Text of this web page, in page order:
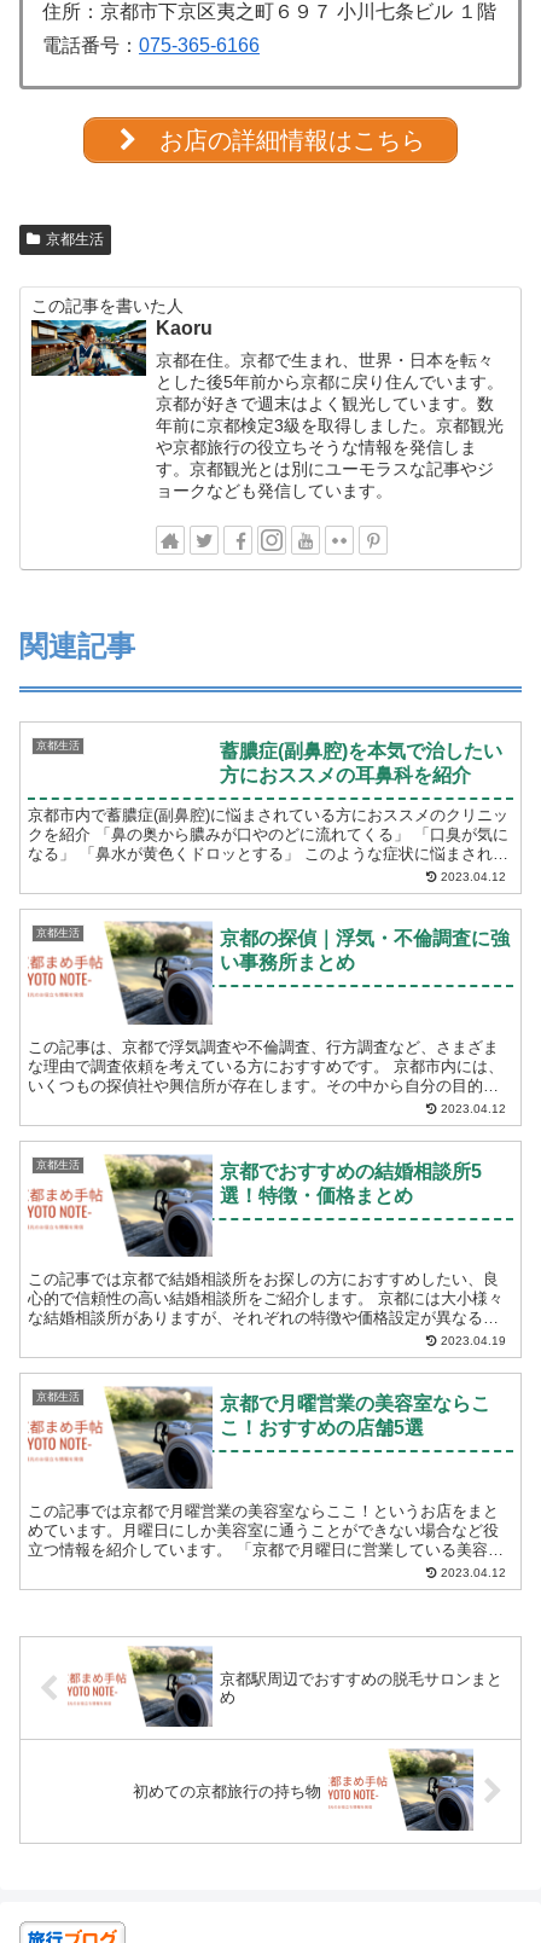
住所：京都市下京区夷之町６９７ 小川七条ビル １階
電話番号： 075-365-6166
お店の詳細情報はこちら
京都生活
この記事を書いた人
Kaoru
京都在住。京都で生まれ、世界・日本を転々
とした後5年前から京都に戻り住んでいます。
京都が好きで週末はよく観光しています。数
年前に京都検定3級を取得しました。京都観光
や京都旅行の役立ちそうな情報を発信しま
す。京都観光とは別にユーモラスな記事やジ
ョークなども発信しています。
関連記事
京都生活
蓄膿症(副鼻腔)を本気で治したい
方におススメの耳鼻科を紹介
京都市内で蓄膿症(副鼻腔)に悩まされている方におススメのクリニッ
クを紹介 「鼻の奥から膿みが口やのどに流れてくる」 「口臭が気に
なる」 「鼻水が黄色くドロッとする」 このような症状に悩まされて
2023.04.12
京都生活
京都の探偵｜浮気・不倫調査に強
い事務所まとめ
この記事は、京都で浮気調査や不倫調査、行方調査など、さまざま
な理由で調査依頼を考えている方におすすめです。 京都市内には、
いくつもの探偵社や興信所が存在します。その中から自分の目的に
2023.04.12
京都生活
京都でおすすめの結婚相談所5
選！特徴・価格まとめ
この記事では京都で結婚相談所をお探しの方におすすめしたい、良
心的で信頼性の高い結婚相談所をご紹介します。 京都には大小様々
な結婚相談所がありますが、それぞれの特徴や価格設定が異なるた
2023.04.19
京都生活
京都で月曜営業の美容室ならこ
こ！おすすめの店舗5選
この記事では京都で月曜営業の美容室ならここ！というお店をまと
めています。月曜日にしか美容室に通うことができない場合など役
立つ情報を紹介しています。 「京都で月曜日に営業している美容室
2023.04.12
京都駅周辺でおすすめの脱毛サロンまと
め
初めての京都旅行の持ち物